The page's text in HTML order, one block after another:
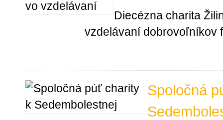
Diecézna charita
vzdelávaní dobrovoľníkov
Spoločná